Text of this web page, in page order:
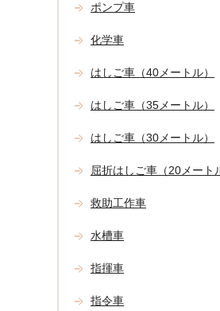
ポンプ車
化学車
はしご車（40メートル）
はしご車（35メートル）
はしご車（30メートル）
屈折はしご車（20メート
救助工作車
水槽車
指揮車
指令車